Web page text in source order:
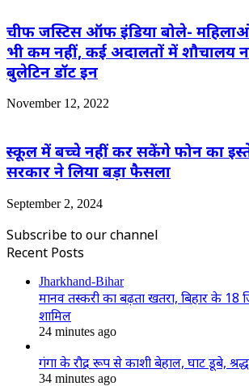
चीफ जस्टिस ऑफ इंडिया बोले-
भी कम नहीं, कई अदालतों में शौचालय
बुलेटिन डॉट इन
November 12, 2022
स्कूल में बच्चे नहीं कर सकेंगे फोन का
सरकार ने लिया बड़ा फैसला
September 2, 2024
Subscribe to our channel
Recent Posts
Jharkhand-Bihar
मानव तस्करी का बढ़ता खतरा, बिहार के 18
शामिल
24 minutes ago
गंगा के रौद्र रूप से काशी बेहाल, घाट डूबे,
34 minutes ago